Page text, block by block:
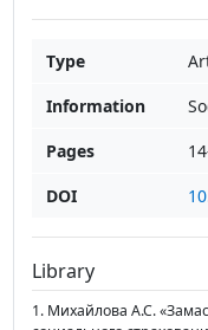
Type
Information
Pages
DOI
Library
1. Михайлова А.С.